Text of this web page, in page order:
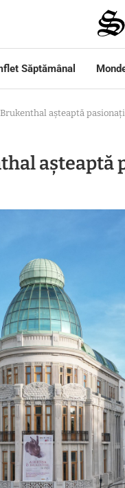
Săptămânal
așteaptă
așteaptă